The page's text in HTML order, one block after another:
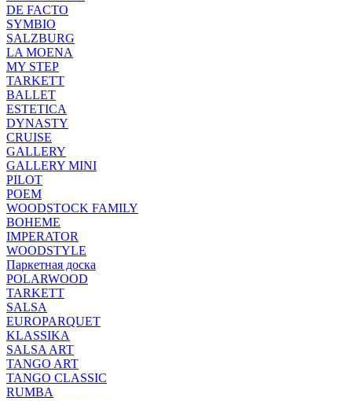
DE FACTO
SYMBIO
SALZBURG
LA MOENA
MY STEP
TARKETT
BALLET
ESTETICA
DYNASTY
CRUISE
GALLERY
GALLERY MINI
PILOT
POEM
WOODSTOCK FAMILY
BOHEME
IMPERATOR
WOODSTYLE
Паркетная доска
POLARWOOD
TARKETT
SALSA
EUROPARQUET
KLASSIKA
SALSA ART
TANGO ART
TANGO CLASSIC
RUMBA